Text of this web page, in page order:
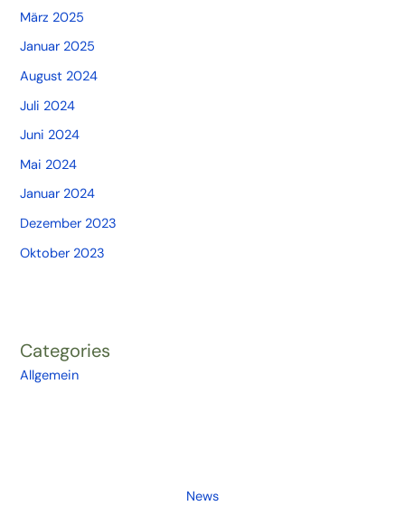
März 2025
Januar 2025
August 2024
Juli 2024
Juni 2024
Mai 2024
Januar 2024
Dezember 2023
Oktober 2023
Categories
Allgemein
News